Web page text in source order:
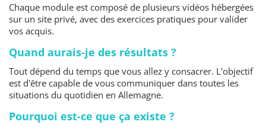
Chaque module est composé de plusieurs vidéos hébergées
sur un site privé, avec des exercices pratiques pour valider
vos acquis.
Quand aurais-je des résultats ?
Tout dépend du temps que vous allez y consacrer. L'objectif
est d'être capable de vous communiquer dans toutes les
situations du quotidien en Allemagne.
Pourquoi est-ce que ça existe ?